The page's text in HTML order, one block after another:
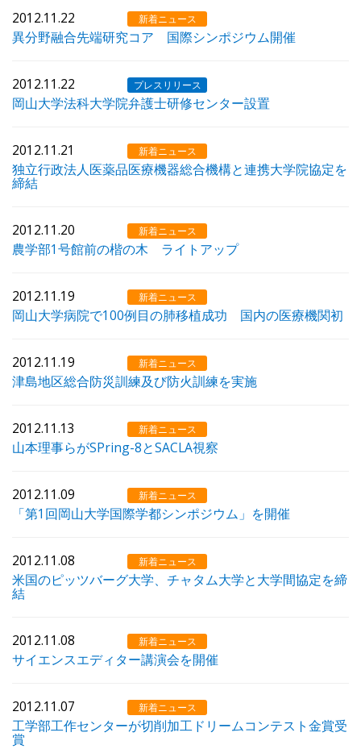
2012.11.22 新着ニュース
異分野融合先端研究コア 国際シンポジウム開催
2012.11.22 プレスリリース
岡山大学法科大学院弁護士研修センター設置
2012.11.21 新着ニュース
独立行政法人医薬品医療機器総合機構と連携大学院協定を
締結
2012.11.20 新着ニュース
農学部1号館前の楷の木 ライトアップ
2012.11.19 新着ニュース
岡山大学病院で100例目の肺移植成功 国内の医療機関初
2012.11.19 新着ニュース
津島地区総合防災訓練及び防火訓練を実施
2012.11.13 新着ニュース
山本理事らがSPring-8とSACLA視察
2012.11.09 新着ニュース
「第1回岡山大学国際学都シンポジウム」を開催
2012.11.08 新着ニュース
米国のピッツバーグ大学、チャタム大学と大学間協定を締
結
2012.11.08 新着ニュース
サイエンスエディター講演会を開催
2012.11.07 新着ニュース
工学部工作センターが切削加工ドリームコンテスト金賞受
賞